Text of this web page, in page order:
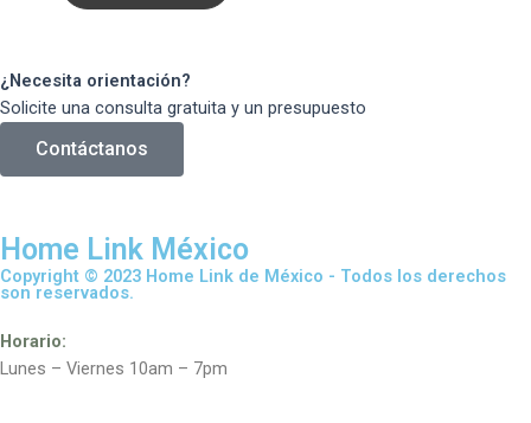
¿Necesita orientación?
Solicite una consulta gratuita y un presupuesto
Contáctanos
Home Link México
Copyright © 2023 Home Link de México - Todos los derechos
son reservados.
Horario:
Lunes – Viernes 10am – 7pm